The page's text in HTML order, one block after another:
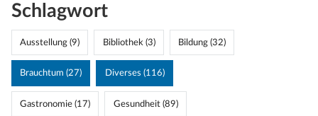
Schlagwort
Ausstellung (9) Bibliothek (3) Bildung (32)
Brauchtum (27) Diverses (116)
Gastronomie (17) Gesundheit (89)